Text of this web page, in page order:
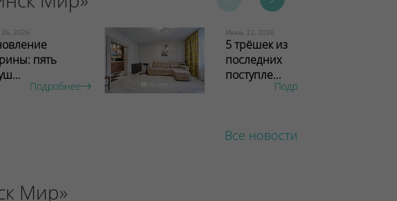
2026
пять
Подробнее
Июнь 22, 2026
5 трёшек из
последних
поступле...
Подробнее
Все новости
Мир»